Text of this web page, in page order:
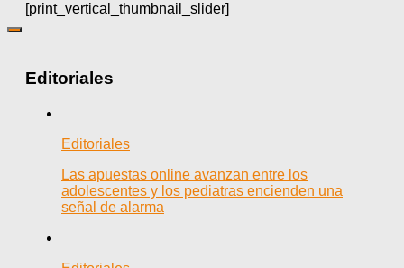
[print_vertical_thumbnail_slider]
Editoriales
Editoriales
Las apuestas online avanzan entre los
adolescentes y los pediatras encienden una
señal de alarma